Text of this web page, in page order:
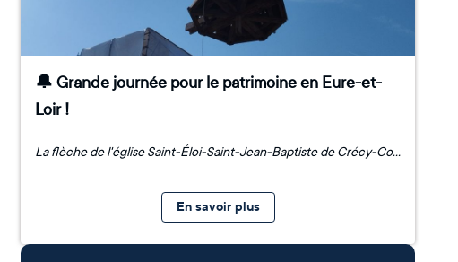
🔔 Grande journée pour le patrimoine en Eure-et-
Loir !
La flèche de l'église Saint-Éloi-Saint-Jean-Baptiste de Crécy-Couvé retrouve enfin sa place ! ⛪✨ Après des années de travaux, la remise en place de ce clocher tors remarquable, déposé au sol pour être entièrement restauré, marque une étape majeure dans la renaissance de ce joyau des XVe-XVIe siècles, autrefois chéri par Madame de Pompadour elle-même. Un moment fort pour tout un village mobilisé autour de la sauvegarde de son patrimoine, et une belle victoire collective ! Pour célébrer cet événement historique, nous avions l'honneur d'accueillir : 🏛️ Hervé Jonathan, Préfet d'Eure-et-Loir 🌍 Christophe Le Dorven, Président du Conseil Départemental 🏡 Patrick Jouteau, Maire de Crécy-Couvé ⭐ Stéphane Bern, ambassadeur de la Mission Patrimoine Ce chantier emblématique, soutenu par la Mission Bern, déployée par la Fondation du patrimoine, illustre à merveille ce que la mobilisation citoyenne et les partenaires institutionnels peuvent accomplir ensemble pour transmettre notre héritage aux générations futures. Merci aux 173 donateurs qui ont contribué à cette restauration essentielle. La collecte est toujours ouverte !
En savoir plus